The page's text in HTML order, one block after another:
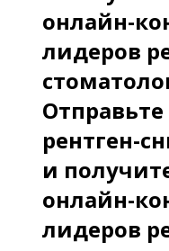
онлайн-
лидеров
рентген-
и
онлайн-
лидеров